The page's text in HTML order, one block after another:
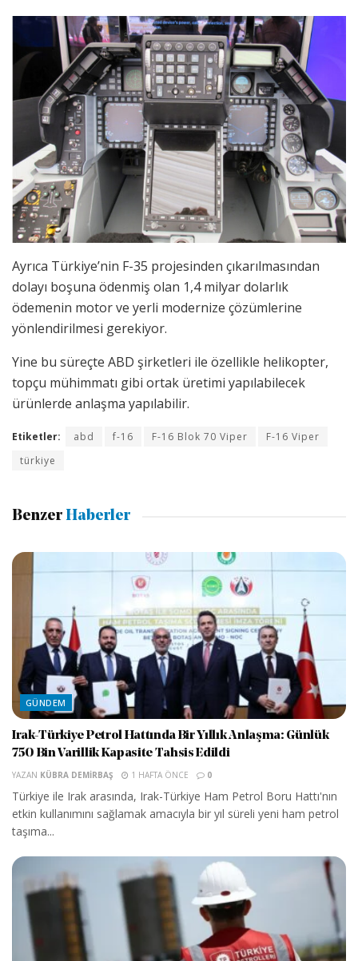
Ayrıca Türkiye’nin F-35 projesinden çıkarılmasından
dolayı boşuna ödenmiş olan 1,4 milyar dolarlık
ödemenin motor ve yerli modernize çözümlerine
yönlendirilmesi gerekiyor.
Yine bu süreçte ABD şirketleri ile özellikle helikopter,
topçu mühimmatı gibi ortak üretimi yapılabilecek
ürünlerde anlaşma yapılabilir.
Etiketler: abd f-16 F-16 Blok 70 Viper
F-16 Viper
türkiye
Benzer Haberler
GÜNDEM
Irak-Türkiye Petrol Hattında Bir Yıllık Anlaşma: Günlük
750 Bin Varillik Kapasite Tahsis Edildi
YAZAN KÜBRA DEMIRBAŞ 1 HAFTA ÖNCE 0
Türkiye ile Irak arasında, Irak-Türkiye Ham Petrol Boru Hattı'nın
etkin kullanımını sağlamak amacıyla bir yıl süreli yeni ham petrol
taşıma...